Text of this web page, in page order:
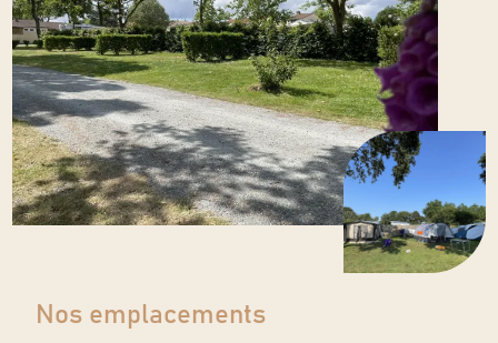
Nos emplacements